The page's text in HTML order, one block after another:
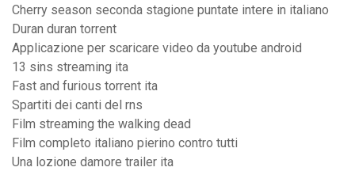
Cherry season seconda stagione puntate intere in italiano
Duran duran torrent
Applicazione per scaricare video da youtube android
13 sins streaming ita
Fast and furious torrent ita
Spartiti dei canti del rns
Film streaming the walking dead
Film completo italiano pierino contro tutti
Una lozione damore trailer ita